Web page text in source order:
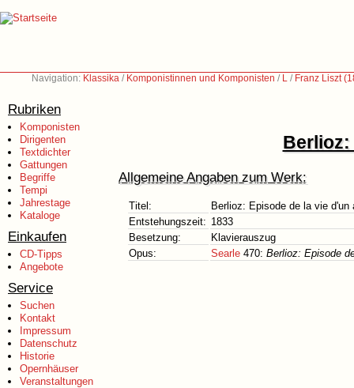
Navigation: Klassika / Komponistinnen und Komponisten / L / Franz Liszt
Rubriken
Komponisten
Dirigenten
Textdichter
Gattungen
Begriffe
Tempi
Jahrestage
Kataloge
Einkaufen
CD-Tipps
Angebote
Service
Suchen
Kontakt
Impressum
Datenschutz
Historie
Opernhäuser
Veranstaltungen
Berlioz:
Allgemeine Angaben zum Werk:
Titel:
Berlioz: Episode de la vie d'un
Entstehungszeit: 1833
Besetzung:
Klavierauszug
Opus:
Searle 470: Berlioz: Episode